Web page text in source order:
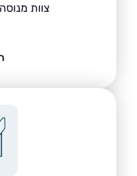
צוות מנוסה